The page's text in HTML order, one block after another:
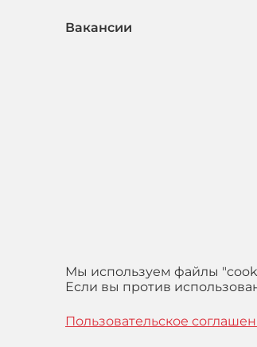
Вакансии
Мы используем файлы
Если вы против
Пользовательское